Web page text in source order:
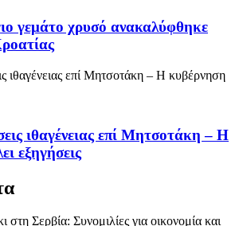
γεμάτο χρυσό ανακαλύφθηκε
ιθαγένειας επί Μητσοτάκη – Η
εξηγήσεις